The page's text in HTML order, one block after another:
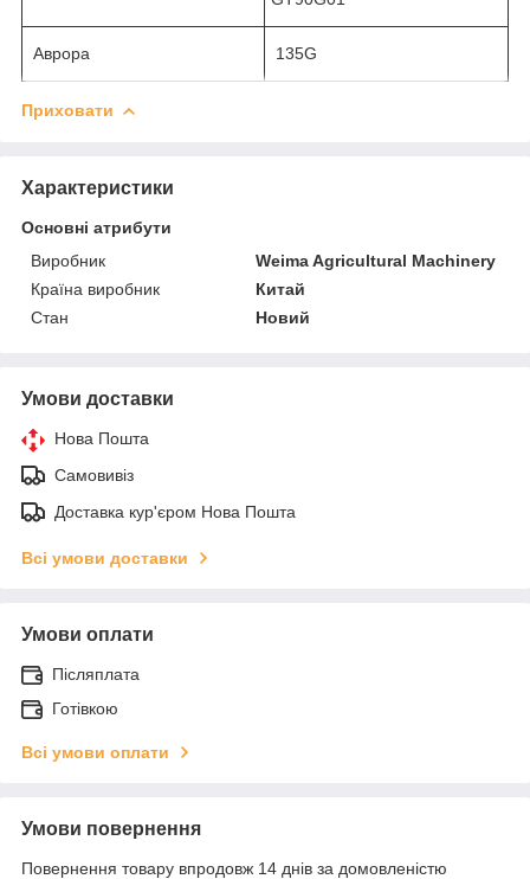
Аврора 135G
Приховати
Характеристики
Основні атрибути
Виробник
Weima Agricultural Machinery
Країна виробник
Китай
Стан
Новий
Умови доставки
Нова Пошта
Самовивіз
Доставка кур'єром Нова Пошта
Всі умови доставки
Умови оплати
Післяплата
Готівкою
Всі умови оплати
Умови повернення
Повернення товару впродовж 14 днів за домовленістю